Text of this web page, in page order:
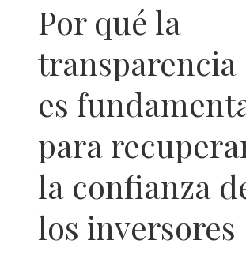
Por qué la
transparencia
es
para
la confianza
los inversores